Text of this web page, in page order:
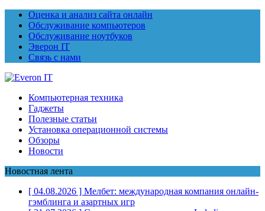
Оценка и анализ сайта онлайн
Обслуживание компьютеров
Обслуживание ноутбуков
Эверон IT
Связь с нами
Компьютерная техника
Гаджеты
Полезные статьи
Установка операционной системы
Обзоры
Новости
Новостная лента
[ 04.08.2026 ] Мелбет: международная компания онлайн-
гэмблинга и азартных игр